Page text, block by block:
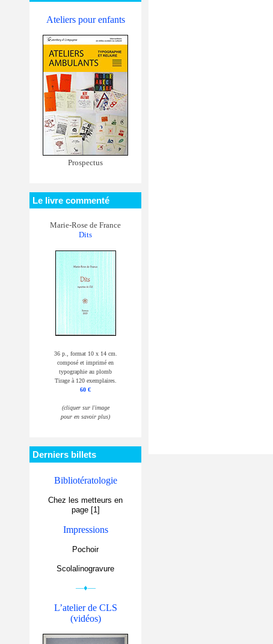
Ateliers pour enfants
Prospectus
Le livre commenté
Marie-Rose de France
Dits
36 p., format 10 x 14 cm.
composé et imprimé en
typographie au plomb
Tirage à 120 exemplaires.
60 €
(cliquer sur l'image
pour en savoir plus)
Derniers billets
Bibliotératologie
Chez les metteurs en
page [1]
Impressions
Pochoir
Scolalinogravure
—♦—
L’atelier de CLS
(vidéos)